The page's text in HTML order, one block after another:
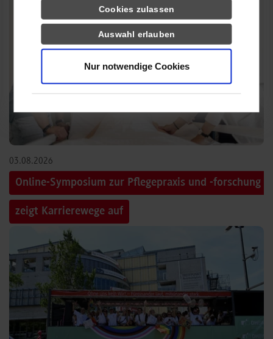
Cookies zulassen
Auswahl erlauben
Nur notwendige Cookies
03.08.2026
Online-Symposium zur Pflegepraxis und -forschung
zeigt Karrierewege auf